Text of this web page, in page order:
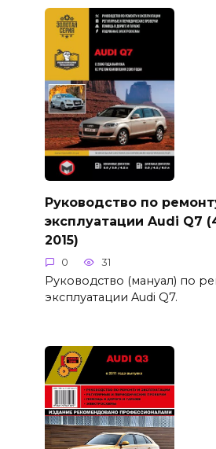
Руководство по
эксплуатации Audi Q7
2015)
0 31
Руководство (мануал) по
эксплуатации Audi Q7.